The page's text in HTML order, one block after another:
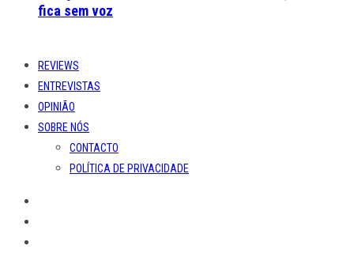
fica sem voz
REVIEWS
ENTREVISTAS
OPINIÃO
SOBRE NÓS
CONTACTO
POLÍTICA DE PRIVACIDADE